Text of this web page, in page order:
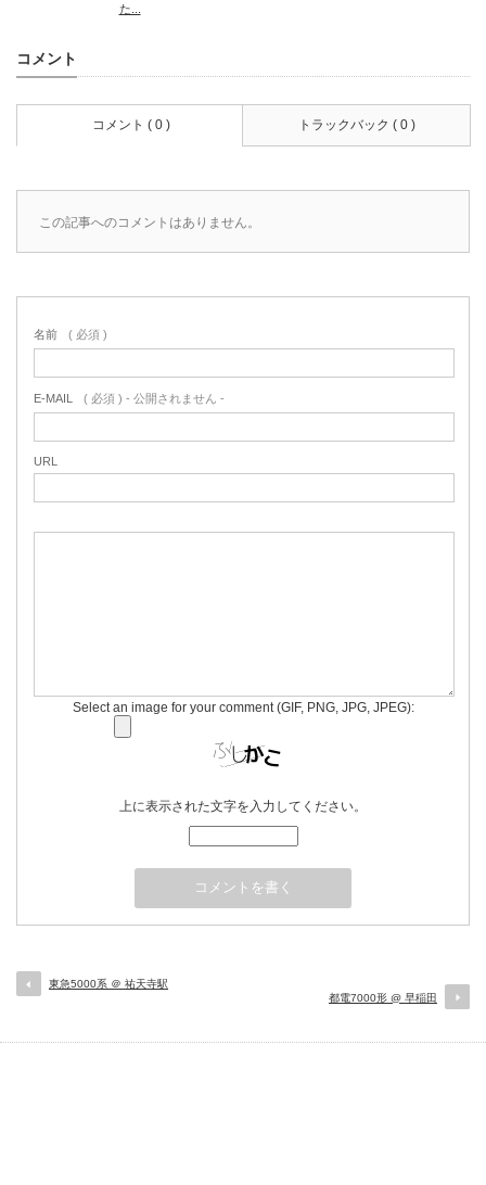
た...
コメント
コメント ( 0 ) トラックバック ( 0 )
この記事へのコメントはありません。
名前 ( 必須 )
E-MAIL ( 必須 ) - 公開されません -
URL
Select an image for your comment (GIF, PNG, JPG, JPEG):
上に表示された文字を入力してください。
東急5000系 ＠ 祐天寺駅
都電7000形 @ 早稲田